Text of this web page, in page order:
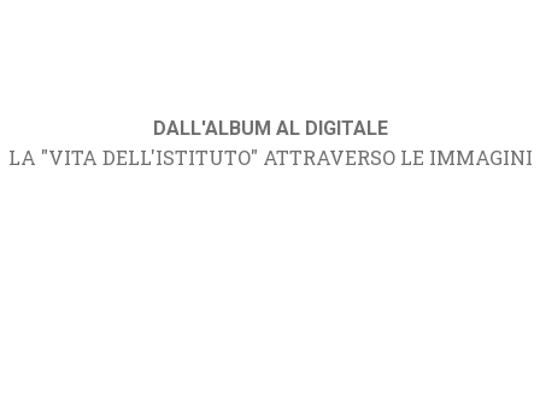
DALL'ALBUM AL DIGITALE
LA "VITA DELL'ISTITUTO" ATTRAVERSO LE IMMAGINI